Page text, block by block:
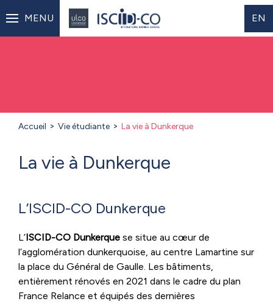
MENU EN
Accueil Vie étudiante La vie à Dunkerque
La vie à Dunkerque
L’ISCID-CO Dunkerque
L’ISCID-CO Dunkerque se situe au cœur de
l’agglomération dunkerquoise, au centre Lamartine sur
la place du Général de Gaulle. Les bâtiments,
entièrement rénovés en 2021 dans le cadre du plan
France Relance et équipés des dernières